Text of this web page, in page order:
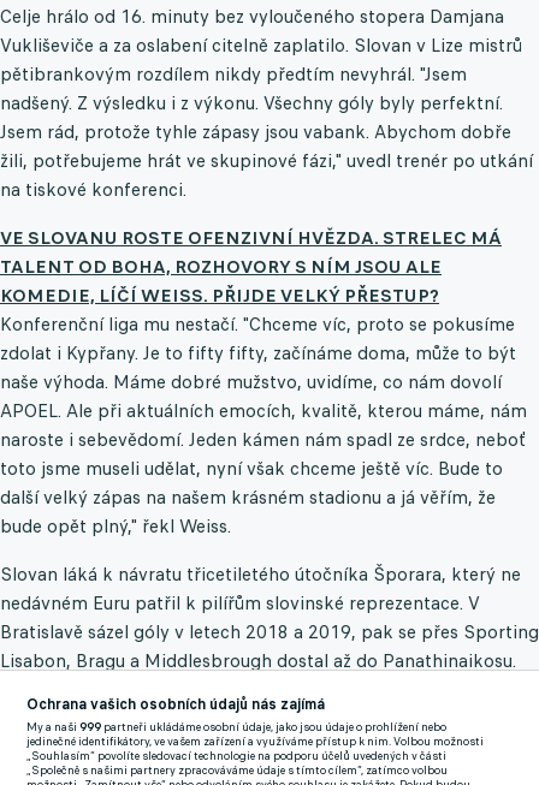
Celje hrálo od 16. minuty bez vyloučeného stopera Damjana
Vukliševiče a za oslabení citelně zaplatilo. Slovan v Lize mistrů
pětibrankovým rozdílem nikdy předtím nevyhrál. "Jsem
nadšený. Z výsledku i z výkonu. Všechny góly byly perfektní.
Jsem rád, protože tyhle zápasy jsou vabank. Abychom dobře
žili, potřebujeme hrát ve skupinové fázi," uvedl trenér po utkání
na tiskové konferenci.
VE SLOVANU ROSTE OFENZIVNÍ HVĚZDA. STRELEC MÁ
TALENT OD BOHA, ROZHOVORY S NÍM JSOU ALE
KOMEDIE, LÍČÍ WEISS. PŘIJDE VELKÝ PŘESTUP?
Konferenční liga mu nestačí. "Chceme víc, proto se pokusíme
zdolat i Kypřany. Je to fifty fifty, začínáme doma, může to být
naše výhoda. Máme dobré mužstvo, uvidíme, co nám dovolí
APOEL. Ale při aktuálních emocích, kvalitě, kterou máme, nám
naroste i sebevědomí. Jeden kámen nám spadl ze srdce, neboť
toto jsme museli udělat, nyní však chceme ještě víc. Bude to
další velký zápas na našem krásném stadionu a já věřím, že
bude opět plný," řekl Weiss.
Slovan láká k návratu třicetiletého útočníka Šporara, který ne
nedávném Euru patřil k pilířům slovinské reprezentace. V
Bratislavě sázel góly v letech 2018 a 2019, pak se přes Sporting
Lisabon, Bragu a Middlesbrough dostal až do Panathinaikosu.
chce jít, my musíme zvážit, jaký to má pro nás dnes význam.
Zda to uděláme zítra nebo za dva týdny, zda on počká nebo zda
počká Panathinaikos. Záleží to na majitelích. Máme rozdělané i
Ochrana vašich osobních údajů nás zajímá
My a naši999 partneři ukládáme osobní údaje, jako jsou údaje o prohlížení nebo
jedinečné identifikátory, ve vašem zařízení a využíváme přístup k nim. Volbou možnosti
„Souhlasím“ povolíte sledovací technologie na podporu účelů uvedených v části
„Společně s našimi partnery zpracováváme údaje s tímto cílem“, zatímco volbou